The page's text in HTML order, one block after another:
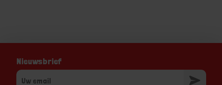
Nieuwsbrief